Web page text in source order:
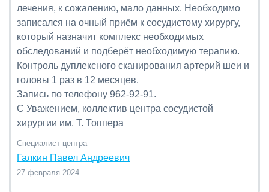
лечения, к сожалению, мало данных. Необходимо
записался на очный приём к сосудистому хирургу,
который назначит комплекс необходимых
обследований и подберёт необходимую терапию.
Контроль дуплексного сканирования артерий шеи и
головы 1 раз в 12 месяцев.
Запись по телефону 962-92-91.
С Уважением, коллектив центра сосудистой
хирургии им. Т. Топпера
Специалист центра
Галкин Павел Андреевич
27 февраля 2024